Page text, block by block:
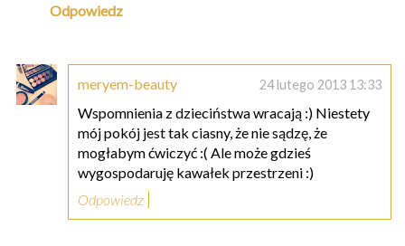
Odpowiedz
meryem-beauty 24 lutego 2013 13:33
Wspomnienia z dzieciństwa wracają :) Niestety
mój pokój jest tak ciasny, że nie sądzę, że
mogłabym ćwiczyć :( Ale może gdzieś
wygospodaruję kawałek przestrzeni :)
Odpowiedz